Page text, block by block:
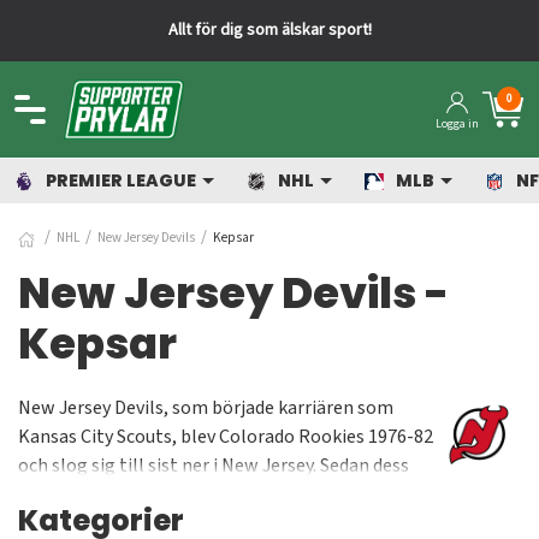
Allt för dig som älskar sport!
Logga in
0
PREMIER LEAGUE NHL MLB
NHL New Jersey Devils Kepsar
New Jersey Devils -
Kepsar
New Jersey Devils, som började karriären som
Kansas City Scouts, blev Colorado Rookies 1976-82
och slog sig till sist ner i New Jersey. Sedan dess
sidan Hudson-floden. New Jersey Devils har vunnit
Kategorier